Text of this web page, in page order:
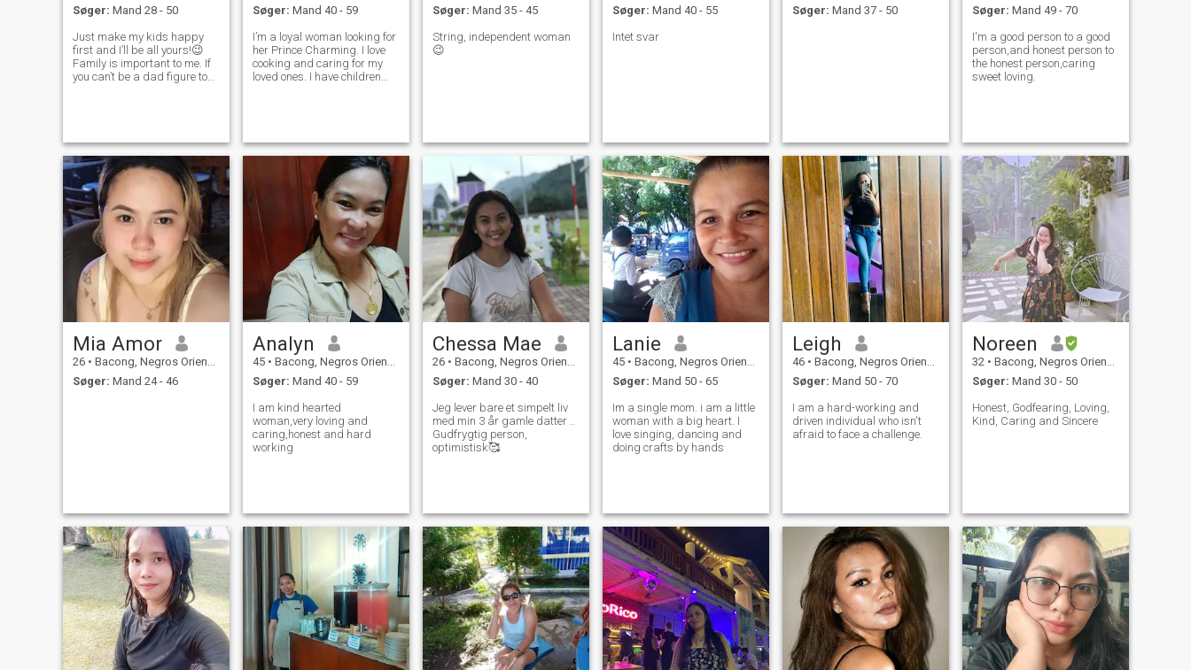
Søger: Mand 28 - 50
Just make my kids happy
first and I’ll be all yours!😉
Family is important to me. If
you can’t be a dad figure to
Take me out for dinner. I love
beach and tra
Søger: Mand 40 - 59
I’m a loyal woman looking for
her Prince Charming. I love
cooking and caring for my
loved ones. I have children
heart and soul to
Søger: Mand 35 - 45
String, independent woman
😉
Søger: Mand 40 - 55
Intet svar
Søger: Mand 37 - 50
Søger: Mand 49 - 70
I'm a good person to a good
person,and honest person to
the honest person,caring
sweet loving.
Mia Amor
26 • Bacong, Negros Oriental, Filippinerne
Søger: Mand 24 - 46
Analyn
45 • Bacong, Negros Oriental, Filippinerne
Søger: Mand 40 - 59
I am kind hearted
woman,very loving and
caring,honest and hard
working
Chessa Mae
26 • Bacong, Negros Oriental, Filippinerne
Søger: Mand 30 - 40
Jeg lever bare et simpelt liv
med min 3 år gamle datter ..
Gudfrygtig person,
optimistisk🥰
Lanie
45 • Bacong, Negros Oriental, Filippinerne
Søger: Mand 50 - 65
Im a single mom. i am a little
woman with a big heart. I
love singing, dancing and
doing crafts by hands
Leigh
46 • Bacong, Negros Oriental, Filippinerne
Søger: Mand 50 - 70
I am a hard-working and
driven individual who isn't
afraid to face a challenge.
Noreen
32 • Bacong, Negros Oriental, Filippinerne
Søger: Mand 30 - 50
Honest, Godfearing, Loving,
Kind, Caring and Sincere